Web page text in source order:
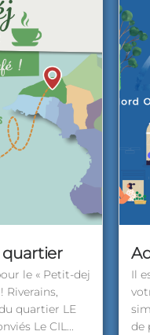
quartier
le « Petit-dej
quartier LE
Le CIL...
Il
de